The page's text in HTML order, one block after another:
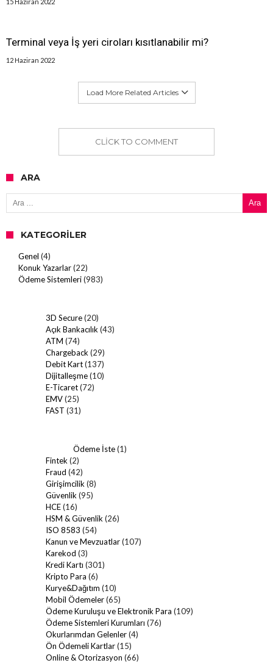
Terminal veya İş yeri ciroları kısıtlanabilir mi?
12 Haziran 2022
Load More Related Articles
CLICK TO COMMENT
ARA
Arama:
KATEGORILER
Genel (4)
Konuk Yazarlar(22)
Ödeme Sistemleri(983)
3D Secure(20)
Açık Bankacılık (43)
ATM (74)
Chargeback (29)
Debit Kart(137)
Dijitalleşme(10)
E-Ticaret(72)
EMV(25)
FAST (31)
Ödeme İste(1)
Fintek (2)
Fraud (42)
Girişimcilik (8)
Güvenlik (95)
HCE(16)
HSM & Güvenlik (26)
ISO 8583 (54)
Kanun ve Mevzuatlar(107)
Karekod (3)
Kredi Kartı (301)
Kripto Para (6)
Kurye&Dağıtım (10)
Mobil Ödemeler(65)
Ödeme Kuruluşu ve Elektronik Para (109)
Ödeme Sistemleri Kurumları (76)
Okurlarımdan Gelenler(4)
Ön Ödemeli Kartlar(15)
Online & Otorizasyon (66)